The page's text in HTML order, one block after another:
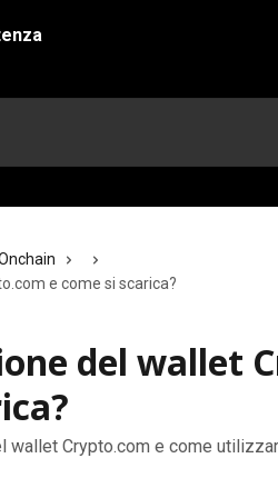
e come si scarica?
del wallet
Crypto.com e come